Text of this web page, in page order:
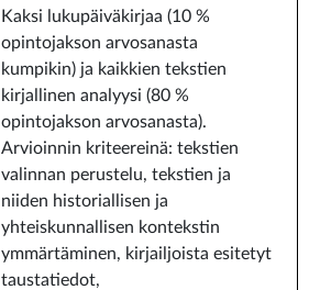
Kaksi lukupäiväkirjaa (10 %
opintojakson arvosanasta
kumpikin) ja kaikkien tekstien
kirjallinen analyysi (80 %
opintojakson arvosanasta).
Arvioinnin kriteereinä: tekstien
valinnan perustelu, tekstien ja
niiden historiallisen ja
yhteiskunnallisen kontekstin
ymmärtäminen, kirjailjoista esitetyt
taustatiedot,